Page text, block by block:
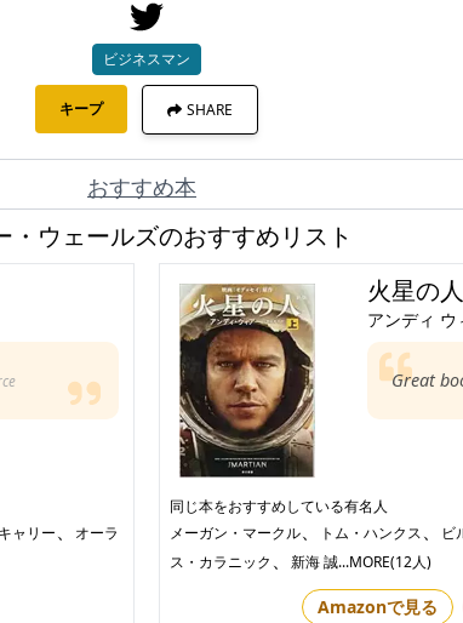
ビジネスマン
キープ SHARE
おすすめ本
・ウェールズのおすすめリスト
ャリー、
オーラ
火星の人
アンディ ウ
Great
同じ本をおすすめしている有名人
メーガン・マークル、 トム・ハンクス、 ビ
ス・カラニック 、新海 誠...MORE(12人)
Amazonで見る